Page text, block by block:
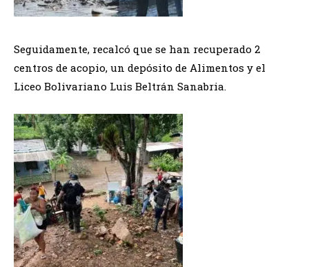
Seguidamente, recalcó que se han recuperado 2
centros de acopio, un depósito de Alimentos y el
Liceo Bolivariano Luis Beltrán Sanabria.